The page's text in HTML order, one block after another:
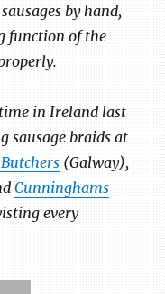
by hand,
function of the
in Ireland last
sausage braids at
(Galway),
Cunninghams
every